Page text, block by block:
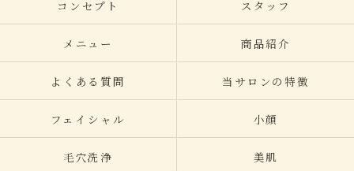
コンセプト スタッフ
メニュー 商品紹介
よくある質問 当サロンの特徴
フェイシャル 小顔
毛穴洗浄 美肌